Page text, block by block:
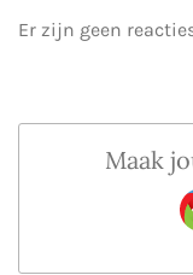
Er zijn geen
Maak